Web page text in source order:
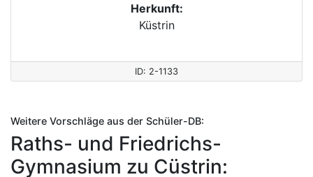
Herkunft:
Küstrin
ID: 2-1133
Weitere Vorschläge aus der Schüler-DB:
Raths- und Friedrichs-
Gymnasium zu Cüstrin: